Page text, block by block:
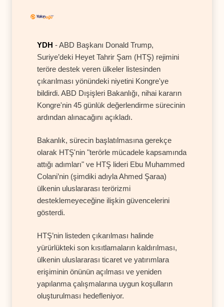
YDH - ABD Başkanı Donald Trump,
Suriye’deki Heyet Tahrir Şam (HTŞ) rejimini
teröre destek veren ülkeler listesinden
çıkarılması yönündeki niyetini Kongre'ye
bildirdi. ABD Dışişleri Bakanlığı, nihai kararın
Kongre'nin 45 günlük değerlendirme sürecinin
ardından alınacağını açıkladı.
Bakanlık, sürecin başlatılmasına gerekçe
olarak HTŞ'nin "terörle mücadele kapsamında
attığı adımları" ve HTŞ lideri Ebu Muhammed
Colani’nin (şimdiki adıyla Ahmed Şaraa)
ülkenin uluslararası terörizmi
desteklemeyeceğine ilişkin güvencelerini
gösterdi.
HTŞ’nin listeden çıkarılması halinde
yürürlükteki son kısıtlamaların kaldırılması,
ülkenin uluslararası ticaret ve yatırımlara
erişiminin önünün açılması ve yeniden
yapılanma çalışmalarına uygun koşulların
oluşturulması hedefleniyor.